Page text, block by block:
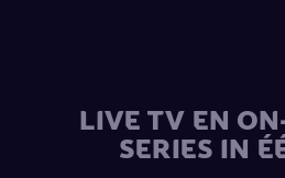
LIVE TV EN
SERIES IN